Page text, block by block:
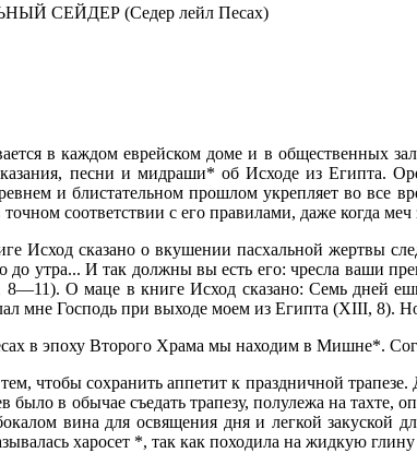
СЕЙДЕР (Седер лейл Песах)
в каждом еврейском доме и в
песни и мидраши* об Исходе из Египта.
и блистательном прошлом укрепляет во все
соответствии с его правилами, даже когда меч
Исход сказано о вкушении пасхальной жертвы
до утра... И так должны вы есть его: чресла ваши
8—11). О маце в книге Исход сказано: Семь дней
мне Господь при выходе моем из Египта (XIII, 8).
в эпоху Второго Храма мы находим в Мишне*.
чтобы сохранить аппетит к праздничной
в обычае съедать трапезу, полулежа на тахте,
вина для освящения дня и легкой закуской
харосет *, так как походила на жидкую